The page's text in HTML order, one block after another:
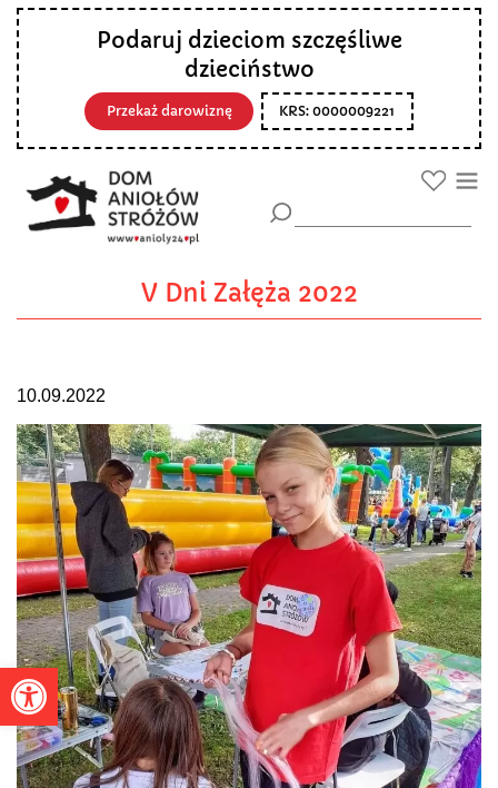
Otwórz pasek narzędzi
Podaruj dzieciom szczęśliwe
dzieciństwo
Przekaż darowiznę KRS: 0000009221
V Dni Załęża 2022
10.09.2022